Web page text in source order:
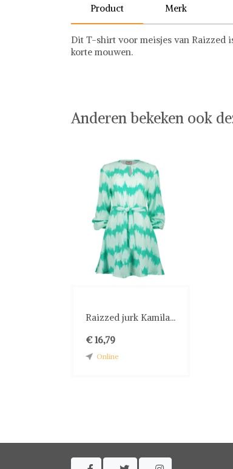
Product Merk
Dit T-shirt voor meisjes van Raizzed
korte mouwen.
Anderen bekeken ook
Raizzed jurk Kamila...
€ 16,79
Online